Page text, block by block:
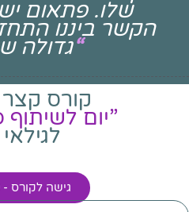
שלו. פתאום
הקשר ביננו
גדולה“
קורס קצר
“21 יום לשיתוף פעולה”
לגילאי 2-
גישה לקורס - 220 ש"ח